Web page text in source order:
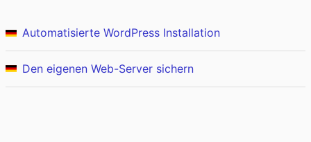
Automatisierte WordPress Installation
Den eigenen Web-Server sichern